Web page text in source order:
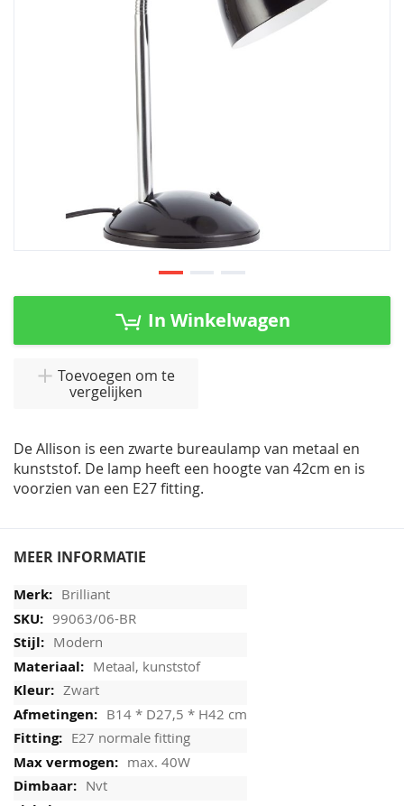
Ga
In Winkelwagen
Toevoegen om te
vergelijken
De Allison is een zwarte bureaulamp van metaal en
kunststof. De lamp heeft een hoogte van 42cm en is
voorzien van een E27 fitting.
MEER INFORMATIE
Brilliant
99063/06-BR
Modern
Metaal, kunststof
Zwart
B14 * D27,5 * H42 cm
E27 normale fitting
max. 40W
Nvt